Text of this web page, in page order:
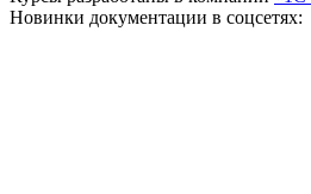
Новинки документации в соцсетях: